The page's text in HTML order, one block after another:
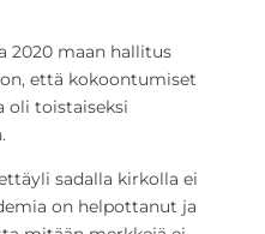
2020 maan hallitus
että kokoontumiset
oli toistaiseksi
sadalla kirkolla ei
on helpottanut ja